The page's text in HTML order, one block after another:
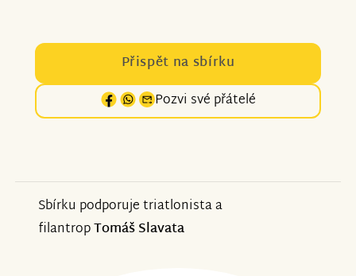
Přispět na sbírku
Pozvi své přátelé
Sbírku podporuje triatlonista a
filantropTomáš Slavata